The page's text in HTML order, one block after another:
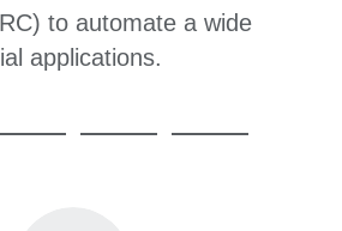
to automate a wide
applications.